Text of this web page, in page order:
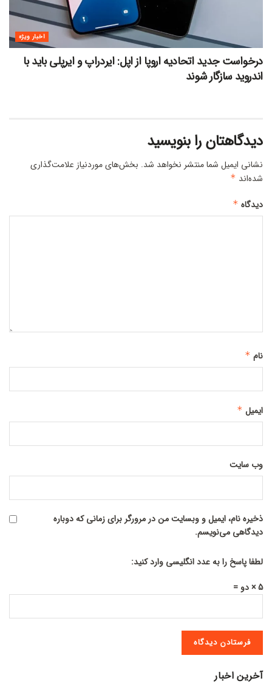
اخبار ویژه
درخواست جدید اتحادیه اروپا از اپل: ایردراپ و ایرپلی باید با
اندروید سازگار شوند
دیدگاهتان را بنویسید
نشانی ایمیل شما منتشر نخواهد شد. بخش‌های موردنیاز علامت‌گذاری
شده‌اند *
دیدگاه *
نام *
ایمیل *
وب‌ سایت
ذخیره نام، ایمیل و وبسایت من در مرورگر برای زمانی که دوباره
دیدگاهی می‌نویسم.
لطفا پاسخ را به عدد انگلیسی وارد کنید:
5 × دو =
آخرین اخبار